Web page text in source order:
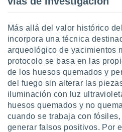
Más allá del valor histórico
incorpora una técnica
arqueológico de yacimientos
protocolo se basa en las
de los huesos quemados y
del fuego sin alterar las
iluminación con luz
huesos quemados y no
cuando se trabaja con
generar falsos positivos. Por